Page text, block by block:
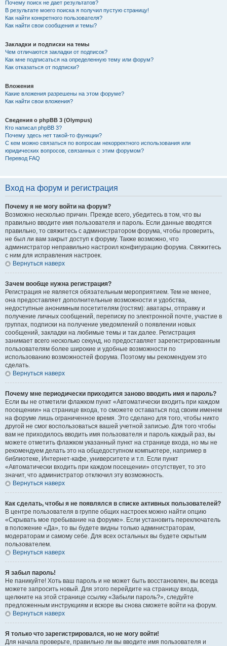
Почему поиск не дает результатов?
В результате моего поиска я получил пустую страницу!
Как найти конкретного пользователя?
Как найти свои сообщения и темы?
Закладки и подписки на темы
Чем отличаются закладки от подписок?
Как мне подписаться на определенную тему или форум?
Как отказаться от подписки?
Вложения
Какие вложения разрешены на этом форуме?
Как найти свои вложения?
Сведения о phpBB 3 (Olympus)
Кто написал phpBB 3?
Почему здесь нет такой-то функции?
С кем можно связаться по вопросам некорректного использования или
юридических вопросов, связанных с этим форумом?
Перевод FAQ
Вход на форум и регистрация
Почему я не могу войти на форум?
Возможно несколько причин. Прежде всего, убедитесь в том, что вы
правильно вводите имя пользователя и пароль. Если данные вводятся
правильно, то свяжитесь с администратором форума, чтобы проверить,
не был ли вам закрыт доступ к форуму. Также возможно, что
администратор неправильно настроил конфигурацию форума. Свяжитесь
с ним для исправления настроек.
Вернуться наверх
Зачем вообще нужна регистрация?
Регистрация не является обязательным мероприятием. Тем не менее,
она предоставляет дополнительные возможности и удобства,
недоступные анонимным посетителям (гостям): аватары, отправку и
получение личных сообщений, переписку по электронной почте, участие в
группах, подписки на получение уведомлений о появлении новых
сообщений, закладки на любимые темы и так далее. Регистрация
занимает всего несколько секунд, но предоставляет зарегистрированным
пользователям более широкие и удобные возможности по
использованию возможностей форума. Поэтому мы рекомендуем это
сделать.
Вернуться наверх
Почему мне периодически приходится заново вводить имя и пароль?
Если вы не отметили флажком пункт «Автоматически входить при каждом
посещении» на странице входа, то сможете оставаться под своим именем
на форуме лишь ограниченное время. Это сделано для того, чтобы никто
другой не смог воспользоваться вашей учетной записью. Для того чтобы
вам не приходилось вводить имя пользователя и пароль каждый раз, вы
можете отметить флажком указанный пункт на странице входа, но мы не
рекомендуем делать это на общедоступном компьютере, например в
библиотеке, Интернет-кафе, университете и т.п. Если пункт
«Автоматически входить при каждом посещении» отсутствует, то это
значит, что администратор отключил эту возможность.
Вернуться наверх
Как сделать, чтобы я не появлялся в списке активных пользователей?
В центре пользователя в группе общих настроек можно найти опцию
«Скрывать мое пребывание на форуме». Если установить переключатель
в положение «Да», то вы будете видны только администраторам,
модераторам и самому себе. Для всех остальных вы будете скрытым
пользователем.
Вернуться наверх
Я забыл пароль!
Не паникуйте! Хоть ваш пароль и не может быть восстановлен, вы всегда
можете запросить новый. Для этого перейдите на страницу входа,
щелкните на этой странице ссылку «Забыли пароль?», следуйте
предложенным инструкциям и вскоре вы снова сможете войти на форум.
Вернуться наверх
Я только что зарегистрировался, но не могу войти!
Для начала проверьте, правильно ли вы вводите имя пользователя и